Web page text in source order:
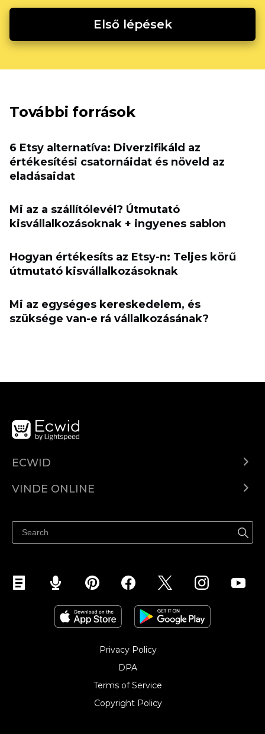
Első lépések
További források
6 Etsy alternatíva: Diverzifikáld az
értékesítési csatornáidat és növeld az
eladásaidat
Mi az a szállítólevél? Útmutató
kisvállalkozásoknak + ingyenes sablon
Hogyan értékesíts az Etsy-n: Teljes körű
útmutató kisvállalkozásoknak
Mi az egységes kereskedelem, és
szüksége van-e rá vállalkozásának?
ECWID
Prețuri
VINDE ONLINE
Vinde pe Facebook
Vinde pe Instagram
Privacy Policy
DPA
Terms of Service
Copyright Policy‎